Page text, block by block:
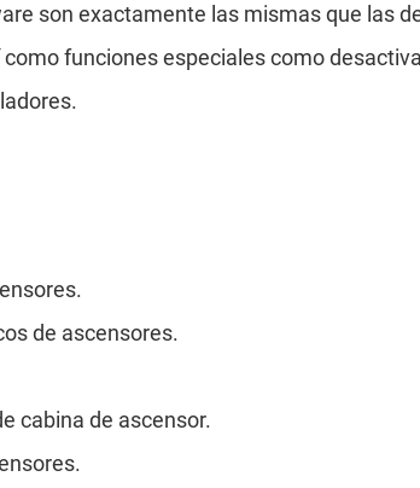
son exactamente las mismas que las
funciones especiales como
de ascensores.
cabina de ascensor.